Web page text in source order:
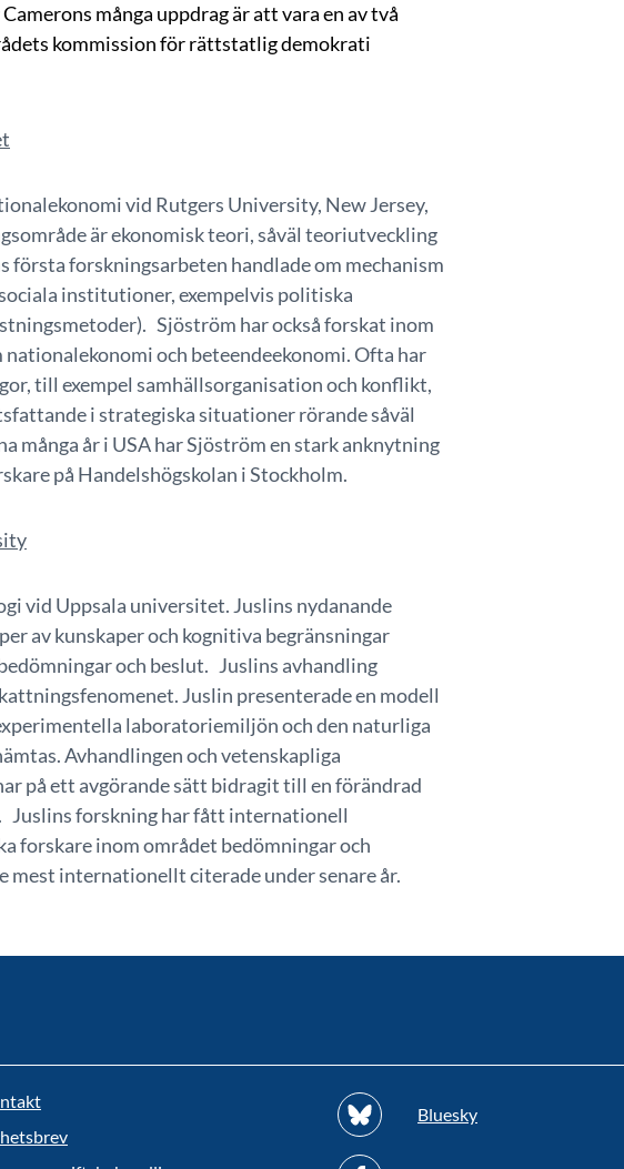
många uppdrag är att vara en av två
kommission för rättstatlig demokrati
vid Rutgers University, New Jersey,
är ekonomisk teori, såväl teoriutveckling
första forskningsarbeten handlade om mechanism
institutioner, exempelvis politiska
Sjöström har också forskat inom
och beteendeekonomi. Ofta har
till exempel samhällsorganisation och konflikt,
i strategiska situationer rörande såväl
många år i USA har Sjöström en stark anknytning
på Handelshögskolan i Stockholm.
vid Uppsala universitet. Juslins nydanande
av kunskaper och kognitiva begränsningar
och beslut. Juslins avhandling
Juslin presenterade en modell
laboratoriemiljön och den naturliga
Avhandlingen och vetenskapliga
på ett avgörande sätt bidragit till en förändrad
Juslins forskning har fått internationell
forskare inom området bedömningar och
mest internationellt citerade under senare år.
Bluesky